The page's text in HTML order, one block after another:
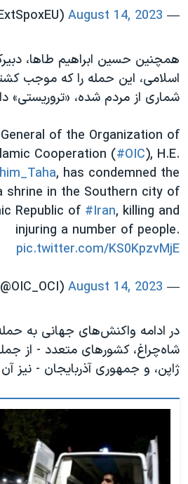
— Peter Stano (@ExtSpoxEU)
August 14, 2023
همچنین حسین ابراهیم طاها،
اسلامی، این حمله را که موجب
شماری از مردم شده،
of the Organization of
Cooperation (#OIC), H.E.
, has condemned the
in the Southern city of
Republic of #Iran, killing and
injuring a number of people.
pic.twitter.com/KS0KpzvMjE
— OIC (@OIC_OCI)
August 14, 2023
در ادامه واکنش‌های جهانی به
شاه‌چراغ، کشورهای متعدد - از جمله
ژاپن، و جمهوری آذربایجان - نیز